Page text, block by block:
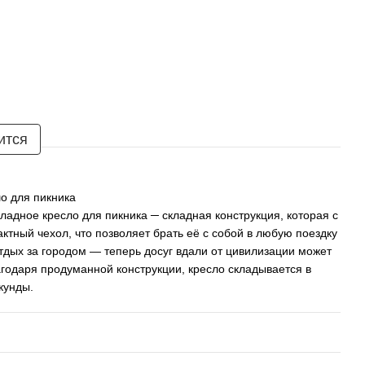
для пикника
кресло для пикника ─ складная конструкция, которая с
чехол, что позволяет брать её с собой в любую поездку
за городом — теперь досуг вдали от цивилизации может
продуманной конструкции, кресло складывается в